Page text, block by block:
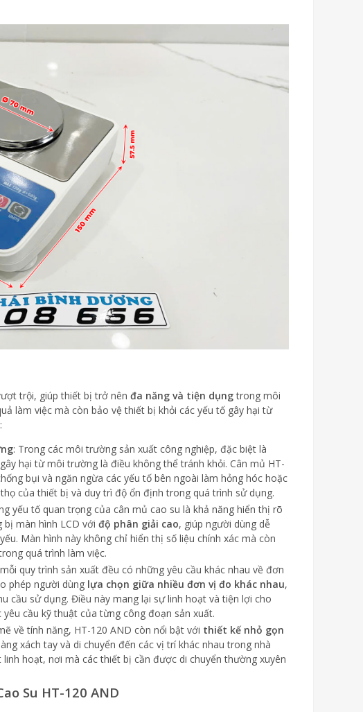
trội, giúp thiết bị trở nên đa năng và tiện dụngtrong môi
làm việc mà còn bảo vệ thiết bị khỏi các yếu tố gây hại từ
: Trong các môi trường sản xuất công nghiệp, đặc biệt là
hại từ môi trường là điều không thể tránh khỏi. Cân mủ HT-
bụi và ngăn ngừa các yếu tố bên ngoài làm hỏng hóc hoặc
của thiết bị và duy trì độ ổn định trong quá trình sử dụng.
yếu tố quan trọng của cân mủ cao su là khả năng hiển thị rõ
màn hình LCD với độ phân giải cao, giúp người dùng dễ
Màn hình này không chỉ hiển thị số liệu chính xác mà còn
quá trình làm việc.
quy trình sản xuất đều có những yêu cầu khác nhau về đơn
phép người dùng lựa chọn giữa nhiều đơn vị đo khác nhau,
cầu sử dụng. Điều này mang lại sự linh hoạt và tiện lợi cho
cầu kỹ thuật của từng công đoạn sản xuất.
về tính năng, HT-120 AND còn nổi bật với thiết kế nhỏ gọn
xách tay và di chuyển đến các vị trí khác nhau trong nhà
hoạt, nơi mà các thiết bị cần được di chuyển thường xuyên
Su HT-120 AND